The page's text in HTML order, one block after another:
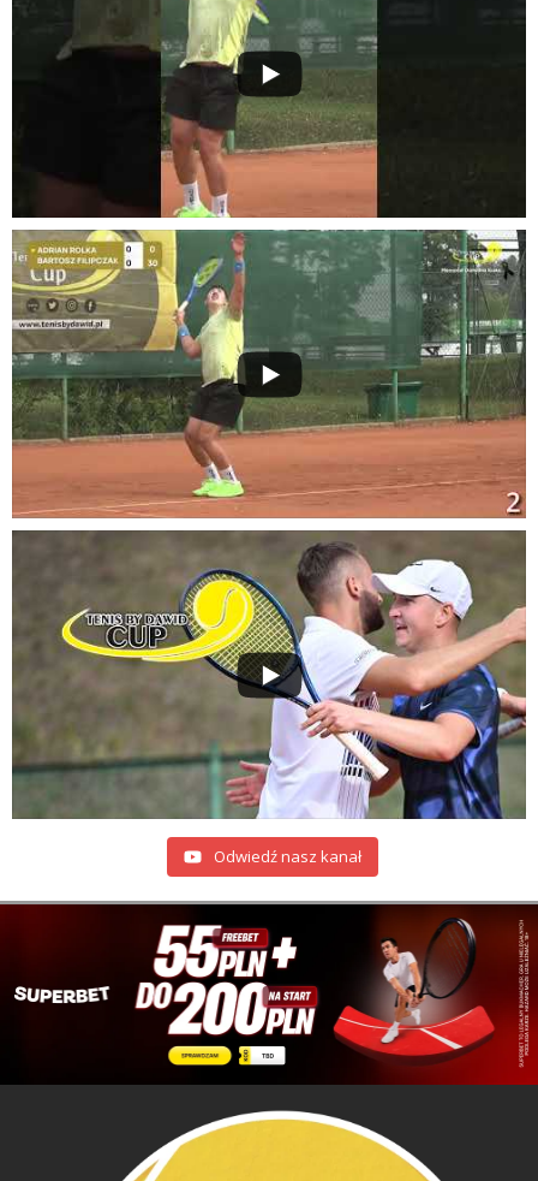
Odwiedź nasz kanał